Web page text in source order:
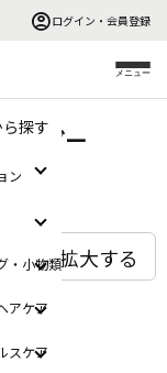
ログイン・会員登録
メニュー
探す
ン
・小物類
アケア
スケア
ルダー
拡大する